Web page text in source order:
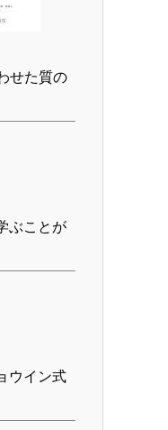
せた質の
ぶことが
ウイン式